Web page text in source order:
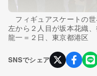
フィギュアスケートの
左から２人目が坂本花織
龍一＝２日、東京都港区
SNSでシェア